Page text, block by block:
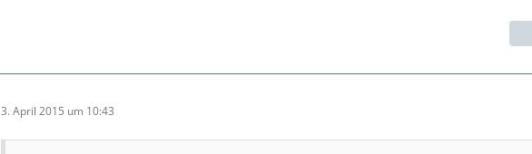
3. April 2015 um 10:43